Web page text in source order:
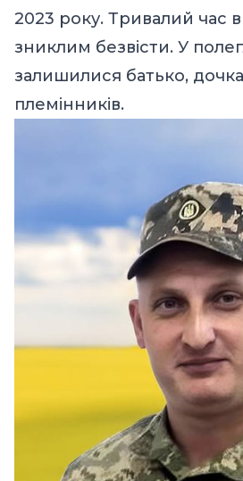
2023 року. Тривалий час
зниклим безвісти. У
залишилися батько,
племінників.